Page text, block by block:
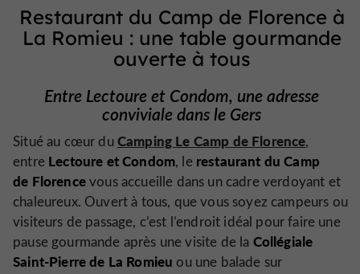
Restaurant du Camp de Florence à
La Romieu : une table gourmande
ouverte à tous
Entre Lectoure et Condom, une adresse
conviviale dans le Gers
Situé au cœur duCamping Le Camp de Florence,
entre Lectoure et Condom, le restaurant du Camp
de Florencevous accueille dans un cadre verdoyant et
chaleureux. Ouvert à tous, que vous soyez campeurs ou
visiteurs de passage, c’est l’endroit idéal pour faire une
pause gourmande après une visite de la Collégiale
Saint-Pierre de La Romieu ou une balade sur